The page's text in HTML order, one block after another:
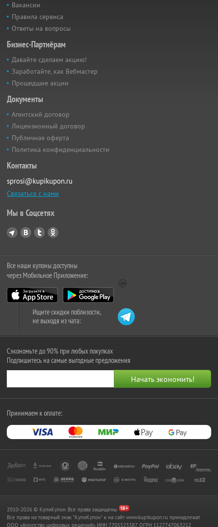
Вакансии
Правила сервиса
Ответы на вопросы
Бизнес-Партнёрам
Давайте сделаем акцию!
Заработайте, как Вебмастер
Прошедшие акции
Документы
Агентский договор
Лицензионный договор
Публичная оферта
Политика конфиденциальности
Контакты
sprosi@kupikupon.ru
Связаться с нами
Мы в Соцсетях
Все наши купоны доступны
через Мобильное Приложение:
Ищите скидки поблизости,
не выходя из чата:
Сэкономьте до 90% при любых покупках
Подпишитесь на самые выгодные предложения
Принимаем к оплате:
2010-2026 © КупиКупон. Все права защищены.
Все права на товарный знак "КупиКупон" и на сайт www.kupikupon.ru принадлежат
OOO «Агентство цифровых решений» ИНН 7705523387, ОГРН 1127747063212